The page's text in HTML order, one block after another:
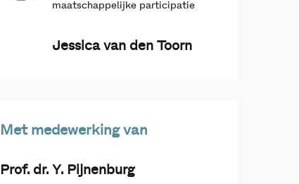
maatschappelijke participatie
Jessica van den Toorn
Met medewerking van
Prof. dr. Y. Pijnenburg